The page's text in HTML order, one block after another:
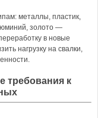
металлы, пластик,
золото —
в новые
нагрузку на свалки,
требования к